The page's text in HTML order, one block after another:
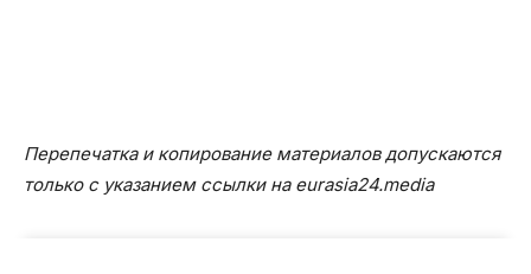
Перепечатка и копирование материалов допускаются
только с указанием ссылки на eurasia24.media